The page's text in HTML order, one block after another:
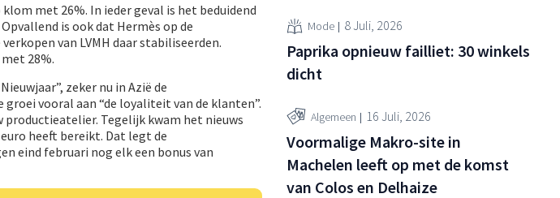
met 26%. In ieder geval is het beduidend
is ook dat Hermès op de
van LVMH daar stabiliseerden.
28%.
zeker nu in Azië de
vooral aan “de loyaliteit van de klanten”.
productieatelier. Tegelijk kwam het nieuws
heeft bereikt. Dat legt de
eind februari nog elk een bonus van
Mode 8 Juli, 2026
Paprika opnieuw failliet: 30 winkels
dicht
Algemeen 16 Juli, 2026
Voormalige Makro-site in
Machelen leeft op met de komst
van Colos en Delhaize